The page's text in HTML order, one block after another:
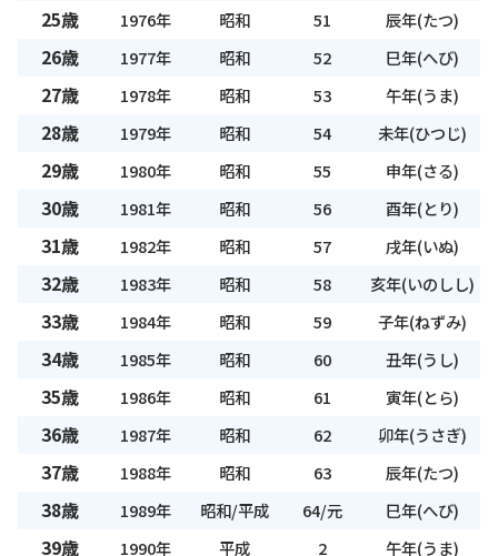
25歳 1976年 昭和 51 辰年(たつ)
26歳 1977年 昭和 52 巳年(へび)
27歳 1978年 昭和 53 午年(うま)
28歳 1979年 昭和 54 未年(ひつじ)
29歳 1980年 昭和 55 申年(さる)
30歳 1981年 昭和 56 酉年(とり)
31歳 1982年 昭和 57 戌年(いぬ)
32歳 1983年 昭和 58 亥年(いのしし)
33歳 1984年 昭和 59 子年(ねずみ)
34歳 1985年 昭和 60 丑年(うし)
35歳 1986年 昭和 61 寅年(とら)
36歳 1987年 昭和 62 卯年(うさぎ)
37歳 1988年 昭和 63 辰年(たつ)
38歳 1989年 昭和/平成 64/元 巳年(へび)
39歳 1990年 平成 2 午年(うま)